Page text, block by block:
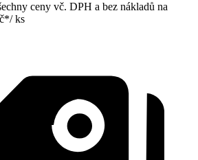
ceny vč. DPH a bez nákladů na
*/ ks